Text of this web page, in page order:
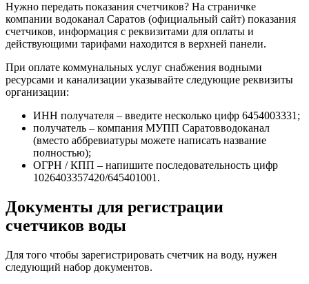
Нужно передать показания счетчиков? На страничке
компании водоканал Саратов (официальный сайт) показания
счетчиков, информация с реквизитами для оплаты и
действующими тарифами находится в верхней панели.
При оплате коммунальных услуг снабжения водными
ресурсами и канализации указывайте следующие реквизиты
организации:
ИНН получателя – введите несколько цифр 6454003331;
получатель – компания МУПП Саратовводоканал
(вместо аббревиатуры можете написать название
полностью);
ОГРН / КПП – напишите последовательность цифр
1026403357420/645401001.
Документы для регистрации
счетчиков воды
Для того чтобы зарегистрировать счетчик на воду, нужен
следующий набор документов.